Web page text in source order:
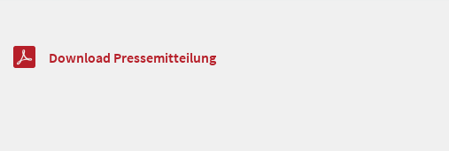
Download Pressemitteilung